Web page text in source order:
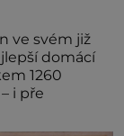
ve svém již
domácí
1260
se – i pře